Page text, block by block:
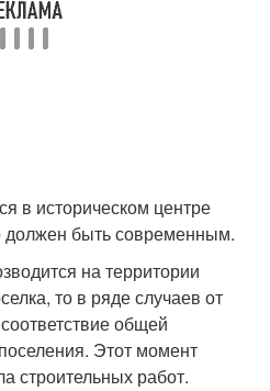
в историческом центре
должен быть современным.
на территории
то в ряде случаев от
общей
Этот момент
строительных работ.